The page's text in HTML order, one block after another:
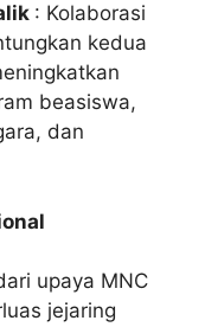
: Kolaborasi
kedua
beasiswa,
dan
upaya MNC
jejaring